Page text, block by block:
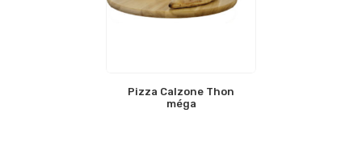
Pizza Calzone Thon
méga